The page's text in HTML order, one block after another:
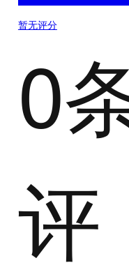
暂无评分
0
评